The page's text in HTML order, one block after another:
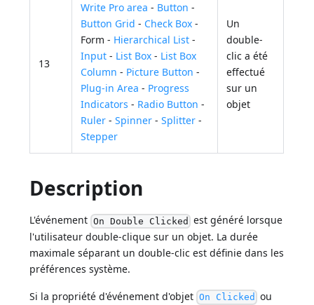
13
Write Pro area - Button -
Button Grid - Check Box -
Form - Hierarchical List -
Input - List Box - List Box
Column - Picture Button -
Plug-in Area - Progress
Indicators - Radio Button -
Ruler -Spinner -Splitter -
Stepper
Un
double-
clic a été
effectué
sur un
objet
Description
L'événement On Double Clicked est généré lorsque
l'utilisateur double-clique sur un objet. La durée
maximale séparant un double-clic est définie dans les
préférences système.
Si la propriété d'événement d'objet On Clicked ou